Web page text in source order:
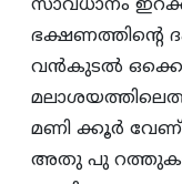
സാവധാനം
ഭക്ഷണത്തിന്റെ
വന്‍കുടല്‍ ഒക്കെ
മണി ക്കൂര്‍
അതു പു